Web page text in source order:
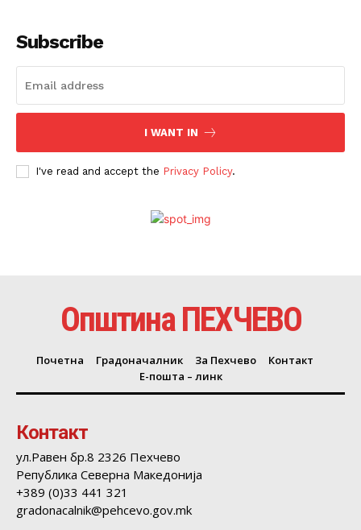
Subscribe
I WANT IN
I've read and accept the Privacy Policy.
Општина ПЕХЧЕВО
Почетна Градоначалник За Пехчево
Контакт
Е-пошта – линк
Контакт
ул.Равен бр.8 2326 Пехчево
Република Северна Македонија
+389 (0)33 441 321
gradonacalnik@pehcevo.gov.mk